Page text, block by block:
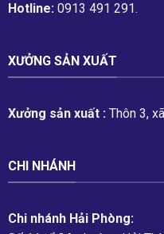
Hotline:0913 491 291.
XƯỞNG SẢN XUẤT
Xưởng sản xuất :Thôn 3,
CHI NHÁNH
Chi nhánh Hải Phòng: